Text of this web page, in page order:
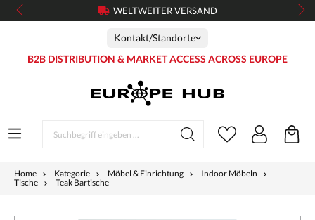
WELTWEITER VERSAND
Kontakt/Standorte
B2B DISTRIBUTION & MARKET ACCESS ACROSS EUROPE
Home Kategorie Möbel & Einrichtung
Indoor Möbeln
Tische
Teak Bartische